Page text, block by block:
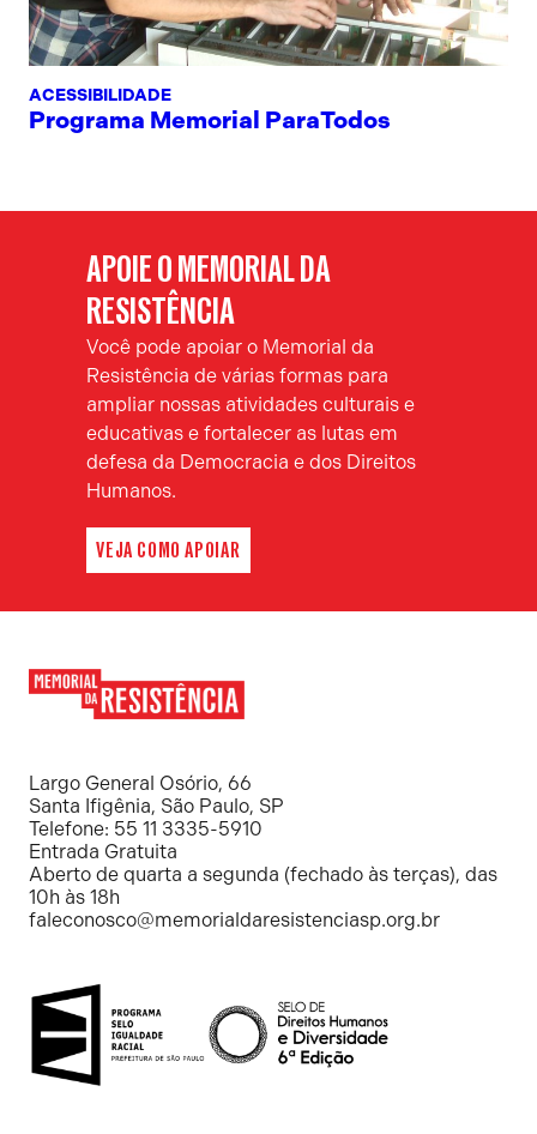
ACESSIBILIDADE
Programa Memorial ParaTodos
APOIE O MEMORIAL DA
RESISTÊNCIA
Você pode apoiar o Memorial da
Resistência de várias formas para
ampliar nossas atividades culturais e
educativas e fortalecer as lutas em
defesa da Democracia e dos Direitos
Humanos.
VEJA COMO APOIAR
Resistência
Largo General Osório, 66
Santa Ifigênia, São Paulo, SP
Telefone: 55 11 3335-5910
Entrada Gratuita
Aberto de quarta a segunda (fechado às terças), das
10h às 18h
faleconosco@memorialdaresistenciasp.org.br